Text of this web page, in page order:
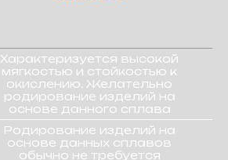
Характеризуется высокой
мягкостью и стойкостью к
окислению. Желательно
родирование изделий на
основе данного сплава
Родирование изделий на
основе данных сплавов
обычно не требуется